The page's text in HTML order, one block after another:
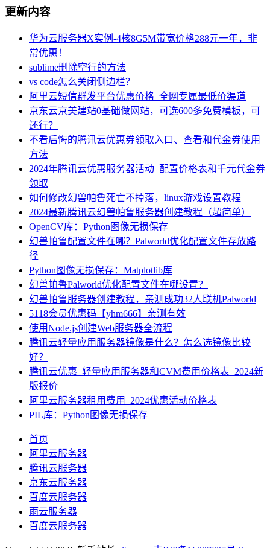
更新内容
华为云服务器X实例-4核8G5M带宽价格288元一年，非
常优惠！
sublime删除空行的方法
vs code怎么关闭侧边栏？
阿里云短信群发平台优惠价格_全网专属最低价渠道
京东云京美建站0基础做网站，可选600多免费模板，可
还行？
不看后悔的腾讯云优惠券领取入口、查看和代金券使用
方法
2024年腾讯云优惠服务器活动_配置价格表和千元代金券
领取
如何修改幻兽帕鲁死亡不掉落，linux游戏设置教程
2024最新腾讯云幻兽帕鲁服务器创建教程（超简单）
OpenCV库：Python图像无损保存
幻兽帕鲁配置文件在哪？Palworld优化配置文件存放路
径
Python图像无损保存：Matplotlib库
幻兽帕鲁Palworld优化配置文件在哪设置？
幻兽帕鲁服务器创建教程，亲测成功32人联机Palworld
5118会员优惠码【yhm666】亲测有效
使用Node.js创建Web服务器全流程
腾讯云轻量应用服务器镜像是什么？怎么选镜像比较
好？
腾讯云优惠_轻量应用服务器和CVM费用价格表_2024新
版报价
阿里云服务器租用费用_2024优惠活动价格表
PIL库：Python图像无损保存
首页
阿里云服务器
腾讯云服务器
京东云服务器
百度云服务器
雨云服务器
百度云服务器